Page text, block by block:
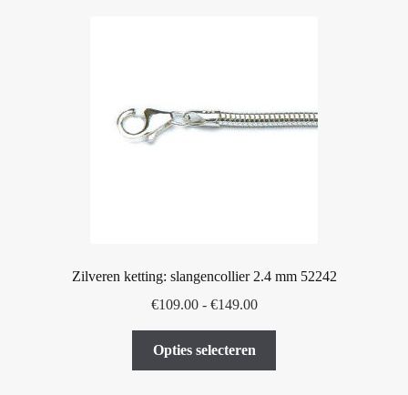
Zilveren ketting: slangencollier 2.4 mm 52242
€109.00 - €149.00Prijsklasse:
€149.00
Opties selecteren